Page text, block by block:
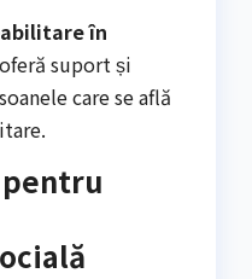
în
suport și
care se află
pentru